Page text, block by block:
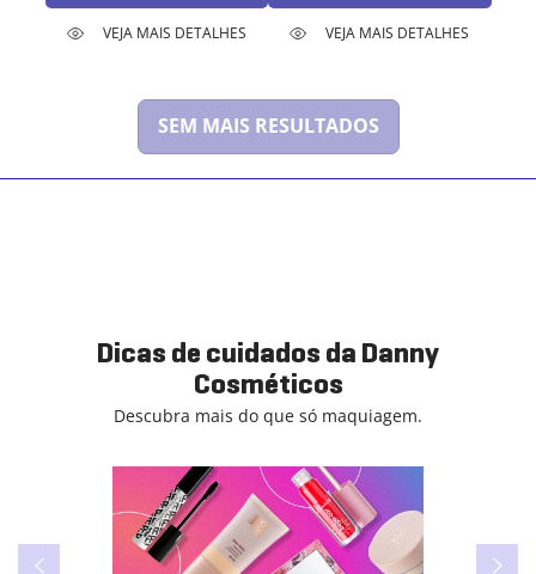
VEJA MAIS DETALHES VEJA MAIS DETALHES
SEM MAIS RESULTADOS
Dicas de cuidados da Danny
Cosméticos
Descubra mais do que só maquiagem.